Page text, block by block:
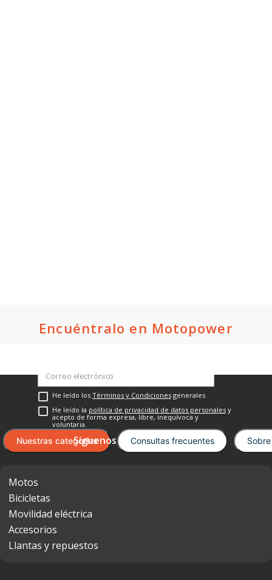
Encuéntralo en Motopower
He leído los Términos y Condicionesgenerales
He leído la política de privacidad de datos personalesy
acepto de forma expresa, libre, inequívoca y
voluntaria.
Nuestras categorías Consultas frecuentes
Motos
Bicicletas
Movilidad eléctrica
Accesorios
Llantas y repuestos